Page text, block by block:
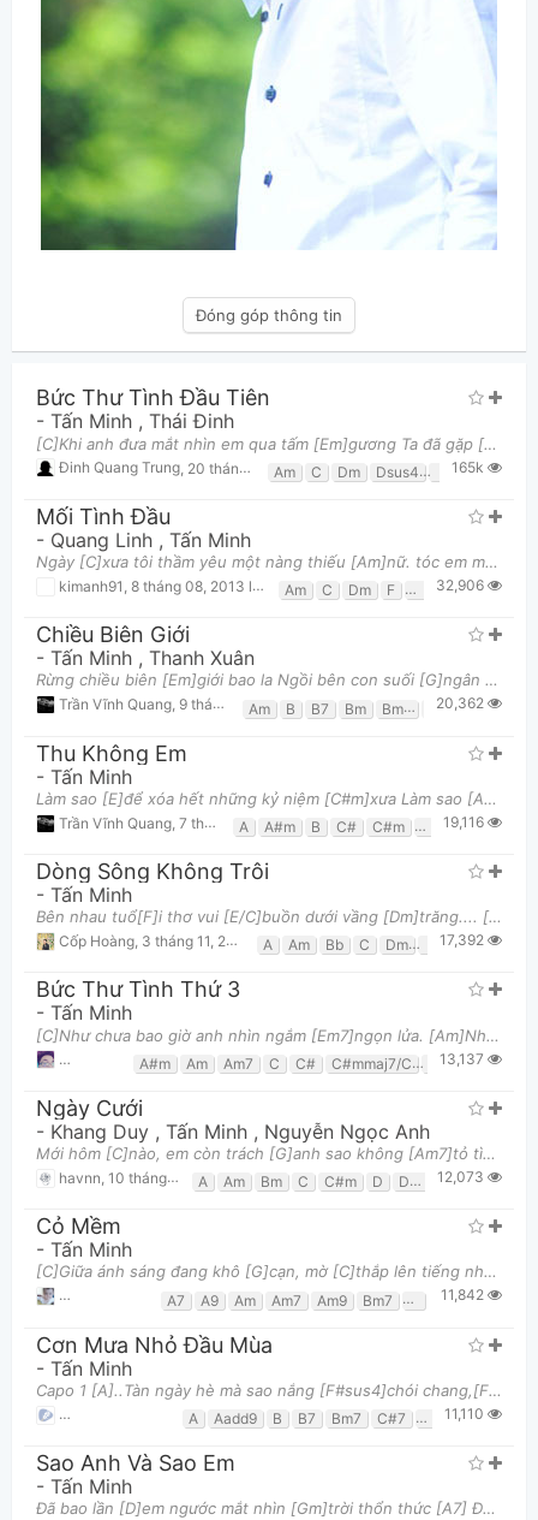
Đóng góp thông tin
Bức Thư Tình Đầu Tiên
- Tấn Minh , Thái Đinh
[C]Khi anh đưa mắt nhìn em qua tấm [Em]gương Ta đã gặp [Am]nhau bối rối thật [F]lâu Đêm [C]nay dườ
Đinh Quang Trung 20 tháng 07, 2017 lúc 08:44pm Am C Dm Dsus4 F G
165k
Mối Tình Đầu
- Quang Linh , Tấn Minh
Ngày [C]xưa tôi thầm yêu một nàng thiếu [Am]nữ. tóc em mềm [Dm]như gió mùa thu [G]. ngày [Dm]xưa k
kimanh91 8 tháng 08, 2013 lúc 01:45am Am C Dm F G G7
32,906
Chiều Biên Giới
- Tấn Minh , Thanh Xuân
Rừng chiều biên [Em]giới bao la Ngồi bên con suối [G]ngân nga Có [Am]người chiến sĩ hát với [D]câ
Trần Vĩnh Quang, 9 tháng 08, 2013 lúc 12:46pm Am B B7 Bm Bm7 C D Em
20,362
Thu Không Em
- Tấn Minh
Làm sao [E]để xóa hết những kỷ niệm [C#m]xưa Làm sao [A]để xóa hết những yêu thương [B]này Một ngà
Trần Vĩnh Quang 7 tháng 08, 2013 lúc 12:43pm A A#m B C# C#m D#m E F#
19,116
Dòng Sông Không Trôi
- Tấn Minh
Bên nhau tuổ[F]i thơ vui [E/C]buồn dưới vầng [Dm]trăng.... [Am]. Quấn quýt bên [Bb]nhau từ [C]khi nă
Cốp Hoàng 3 tháng 11, 2013 lúc 07:19am A Am Bb C Dm F Gm
17,392
Bức Thư Tình Thứ 3
- Tấn Minh
[C]Như chưa bao giờ anh nhìn ngắm [Em7]ngọn lửa. [Am]Như chưa bao giờ anh được biết những huyền [
Lê Tài Nhật Minh 8 tháng 08, 2013 lúc 06:02pm
A#m Am Am7 C C# C#mmaj7/C C9 Cm7
13,137
Ngày Cưới
- Khang Duy , Tấn Minh , Nguyễn Ngọc Anh
Mới hôm [C]nào, em còn trách [G]anh sao không [Am7]tỏ tình Mà giờ [Dm6]đây, em đeo trên ngón [C]tay
havnn 10 tháng 11, 2019 lúc 07:11pm A Am Bm C C#m D Dm E Em Em7
12,073
Cỏ Mềm
- Tấn Minh
[C]Giữa ánh sáng đang khô [G]cạn, mờ [C]thắp lên tiếng nhạc [G]buồn [C]Thu đi qua, bình yên [G]đám
darkstone123 12 tháng 12, 2013 lúc 09:05pm
A7 A9 Am Am7 Am9 Bm7 C Cm D D13
11,842
Cơn Mưa Nhỏ Đầu Mùa
- Tấn Minh
Capo 1 [A]..Tàn ngày hè mà sao nắng [F#sus4]chói chang,[F#m] [D6]..hoa im tiếng nép sâu trong [Esus4
Hợp Âm Chuẩn 25 tháng 02, 2014 lúc 09:22am
A Aadd9 B B7 Bm7 C#7 D D6 Dmaj7
11,110
Sao Anh Và Sao Em
- Tấn Minh
Đã bao lần [D]em ngước mắt nhìn [Gm]trời thổn thức [A7] Đã bao lần [D]em ngước mắt nhìn [G]trời tìm